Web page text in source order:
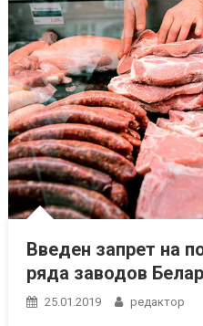
Введен запрет на
ряда заводов
25.01.2019 редактор